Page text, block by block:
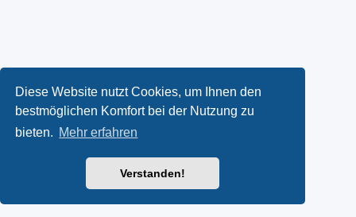
Diese Website nutzt Cookies, um Ihnen den
bestmöglichen Komfort bei der Nutzung zu
bieten. Mehr erfahren
Verstanden!